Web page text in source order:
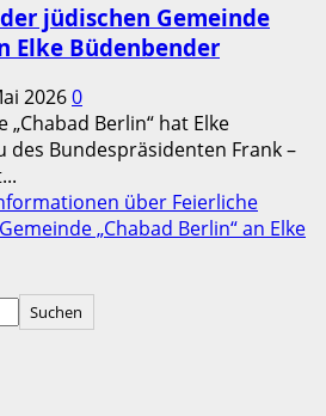
jüdischen Gemeinde
Elke Büdenbender
20260
Berlin“ hat Elke
des Bundespräsidenten Frank –
über Feierliche
„Chabad Berlin“ an Elke
Suchen